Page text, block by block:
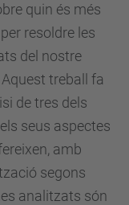
quin és més
resoldre les
del nostre
treball fa
de tres dels
seus aspectes
amb
segons
analitzats són